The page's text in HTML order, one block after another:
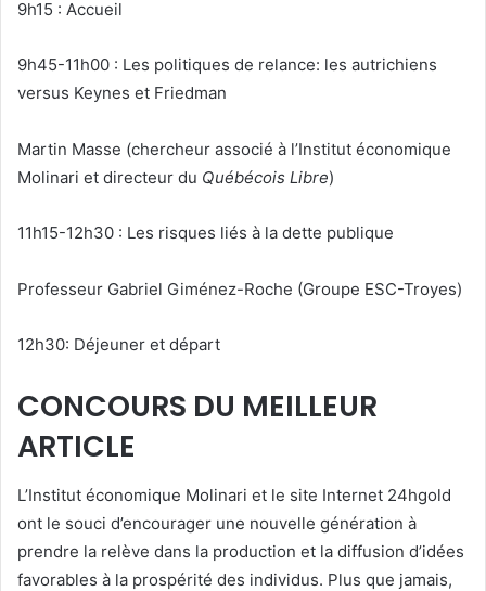
9h15 : Accueil
9h45-11h00 : Les politiques de relance: les autrichiens
versus Keynes et Friedman
Martin Masse (chercheur associé à l’Institut économique
Molinari et directeur du Québécois Libre)
11h15-12h30 : Les risques liés à la dette publique
Professeur Gabriel Giménez-Roche (Groupe ESC-Troyes)
12h30: Déjeuner et départ
CONCOURS DU MEILLEUR
ARTICLE
L’Institut économique Molinari et le site Internet 24hgold
ont le souci d’encourager une nouvelle génération à
prendre la relève dans la production et la diffusion d’idées
favorables à la prospérité des individus. Plus que jamais,